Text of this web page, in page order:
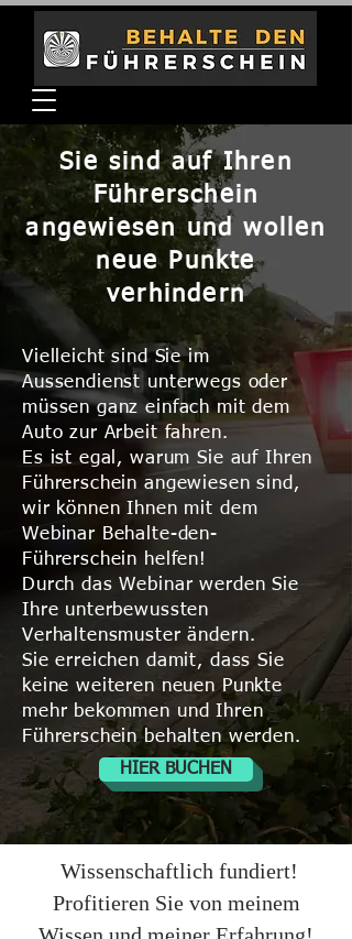
Sie sind auf Ihren
Führerschein
angewiesen und wollen
neue Punkte
verhindern
Vielleicht sind Sie im
Aussendienst unterwegs oder
müssen ganz einfach mit dem
Auto zur Arbeit fahren.
Es ist egal, warum Sie auf Ihren
Führerschein angewiesen sind,
wir können Ihnen mit dem
Webinar Behalte-den-
Führerschein helfen!
Durch das Webinar werden Sie
Ihre unterbewussten
Verhaltensmuster ändern.
Sie erreichen damit, dass Sie
keine weiteren neuen Punkte
mehr bekommen und Ihren
Führerschein behalten werden.
HIER BUCHEN
Wissenschaftlich fundiert!
Profitieren Sie von meinem